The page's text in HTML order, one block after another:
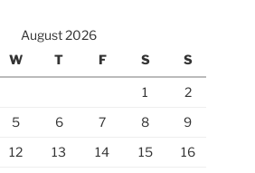
August 2026
W T F S S
1
2
5 6 7 8
9
12 13 14 15
16